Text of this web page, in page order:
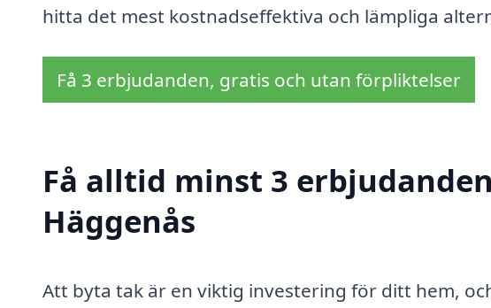
hitta det mest kostnadseffektiva och lämpliga
Få 3 erbjudanden, gratis och utan förpliktelser
Få alltid minst 3
Häggenås
Att byta tak är en viktig investering för ditt hem,